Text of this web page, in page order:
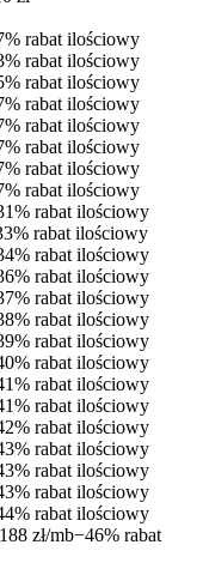
rabat ilościowy
rabat ilościowy
rabat ilościowy
rabat ilościowy
rabat ilościowy
rabat ilościowy
rabat ilościowy
rabat ilościowy
rabat ilościowy
rabat ilościowy
rabat ilościowy
rabat ilościowy
rabat ilościowy
rabat ilościowy
rabat ilościowy
rabat ilościowy
rabat ilościowy
rabat ilościowy
rabat ilościowy
rabat ilościowy
rabat ilościowy
rabat ilościowy
rabat ilościowy
188 zł/mb−46% rabat